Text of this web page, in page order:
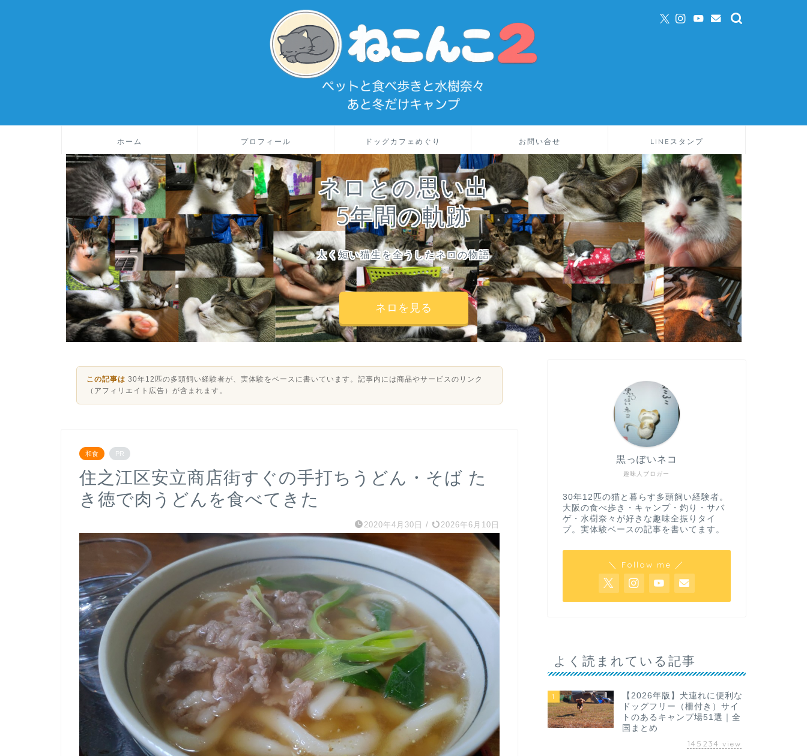
ホーム プロフィール ドッグカフェめぐり お問い合せ LINEスタンプ
ネロとの思い出
5年間の軌跡
太く短い猫生を全うしたネロの物語
ネロを見る
この記事は 30年12匹の多頭飼い経験者が、実体験をベースに書いています。記事内には商品やサービスのリンク
（アフィリエイト広告）が含まれます。
和食 PR
住之江区安立商店街すぐの手打ちうどん・そば た
き徳で肉うどんを食べてきた
2020年4月30日 / 2026年6月10日
趣味人ブロガー
黒っぽいネコ
30年12匹の猫と暮らす多頭飼い経験者。
大阪の食べ歩き・キャンプ・釣り・サバ
ゲ・水樹奈々が好きな趣味全振りタイ
プ。実体験ベースの記事を書いてます。
＼ Follow me ／
よく読まれている記事
1
【2026年版】犬連れに便利な
ドッグフリー（柵付き）サイ
トのあるキャンプ場51選｜全
国まとめ
145234 view